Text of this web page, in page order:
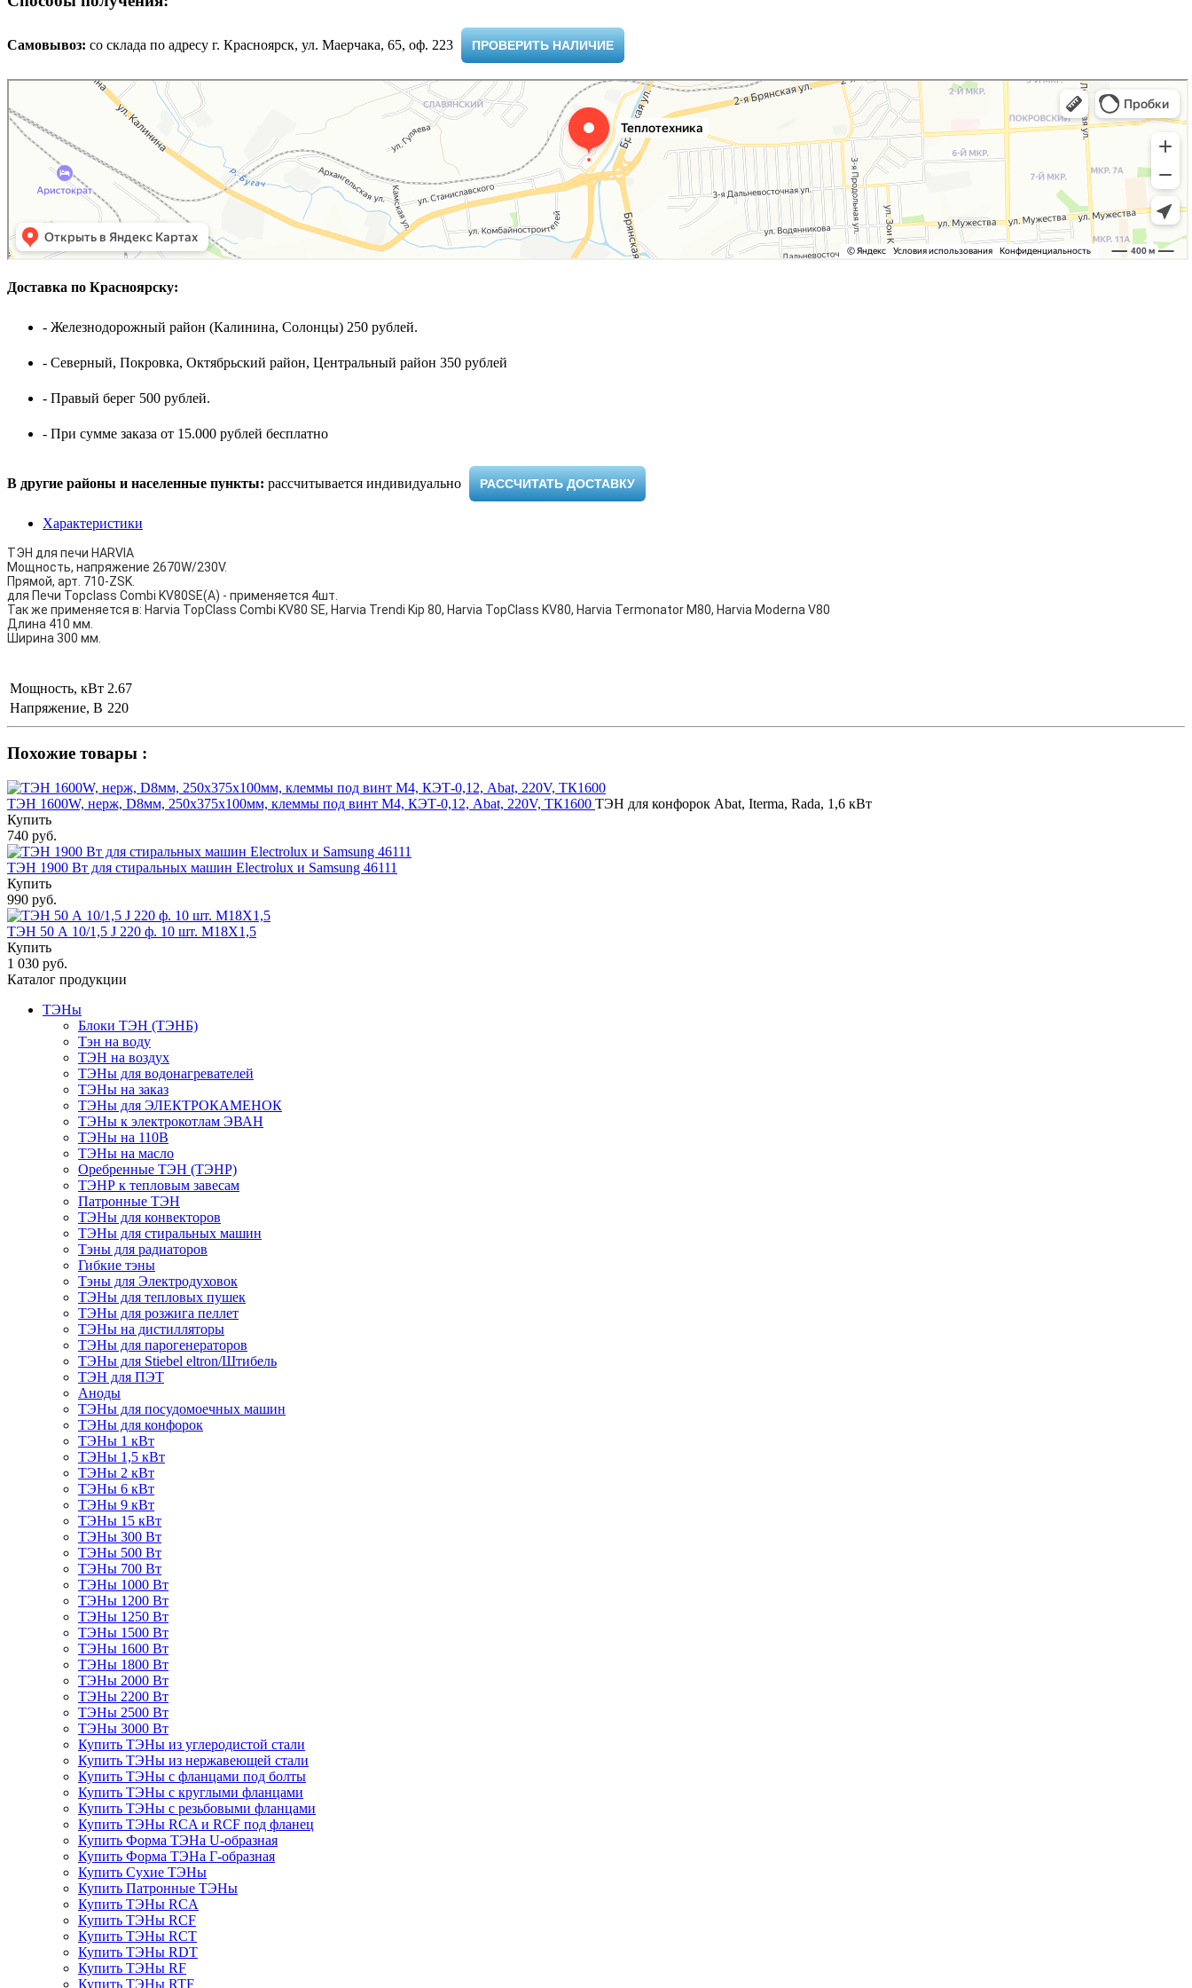
Самовывоз: cо склада по адресу г. Красноярск, ул. Маерчака, 65, оф. 223 ​ ПРОВЕРИТЬ НАЛИЧИЕ
Доставка по Красноярску:
- Железнодорожный район (Калинина, Солонцы) 250 рублей.
- Северный, Покровка, Октябрьский район, Центральный район 350 рублей
- Правый берег 500 рублей.
- При сумме заказа от 15.000 рублей бесплатно
В другие районы и населенные пункты: рассчитывается индивидуально ​ РАССЧИТАТЬ ДОСТАВКУ
Характеристики
ТЭН для печи HARVIA
Мощность, напряжение 2670W/230V.
Прямой, арт. 710-ZSK.
для Печи Topclass Combi KV80SE(A) - применяется 4шт.
Так же применяется в: Harvia TopClass Combi KV80 SE, Harvia Trendi Kip 80, Harvia TopClass KV80, Harvia Termonator M80, Harvia Moderna V80
Длина 410 мм.
Ширина 300 мм.
Мощность, кВт 2.67
Напряжение, В 220
Похожие товары :
ТЭН 1600W, нерж, D8мм, 250х375х100мм, клеммы под винт М4, КЭТ-0,12, Abat, 220V, ТК1600 ТЭН для конфорок Abat, Iterma, Rada, 1,6 кВт
Купить
740 руб.
ТЭН 1900 Вт для стиральных машин Electrolux и Samsung 46111
Купить
990 руб.
ТЭН 50 А 10/1,5 J 220 ф. 10 шт. М18Х1,5
Купить
1 030 руб.
Каталог продукции
ТЭНы
Блоки ТЭН (ТЭНБ)
Тэн на воду
ТЭН на воздух
ТЭНы для водонагревателей
ТЭНы на заказ
ТЭНы для ЭЛЕКТРОКАМЕНОК
ТЭНы к электрокотлам ЭВАН
ТЭНы на 110В
ТЭНы на масло
Оребренные ТЭН (ТЭНР)
ТЭНР к тепловым завесам
Патронные ТЭН
ТЭНы для конвекторов
ТЭНы для стиральных машин
Тэны для радиаторов
Гибкие тэны
Тэны для Электродуховок
ТЭНы для тепловых пушек
ТЭНы для розжига пеллет
ТЭНы на дистилляторы
ТЭНы для парогенераторов
ТЭНы для Stiebel eltron/Штибель
ТЭН для ПЭТ
Аноды
ТЭНы для посудомоечных машин
ТЭНы для конфорок
ТЭНы 1 кВт
ТЭНы 1,5 кВт
ТЭНы 2 кВт
ТЭНы 6 кВт
ТЭНы 9 кВт
ТЭНы 15 кВт
ТЭНы 300 Вт
ТЭНы 500 Вт
ТЭНы 700 Вт
ТЭНы 1000 Вт
ТЭНы 1200 Вт
ТЭНы 1250 Вт
ТЭНы 1500 Вт
ТЭНы 1600 Вт
ТЭНы 1800 Вт
ТЭНы 2000 Вт
ТЭНы 2200 Вт
ТЭНы 2500 Вт
ТЭНы 3000 Вт
Купить ТЭНы из углеродистой стали
Купить ТЭНы из нержавеющей стали
Купить ТЭНы с фланцами под болты
Купить ТЭНы с круглыми фланцами
Купить ТЭНы с резьбовыми фланцами
Купить ТЭНы RCA и RCF под фланец
Купить Форма ТЭНа U-образная
Купить Форма ТЭНа Г-образная
Купить Сухие ТЭНы
Купить Патронные ТЭНы
Купить ТЭНы RCA
Купить ТЭНы RCF
Купить ТЭНы RCT
Купить ТЭНы RDT
Купить ТЭНы RF
Купить ТЭНы RTF